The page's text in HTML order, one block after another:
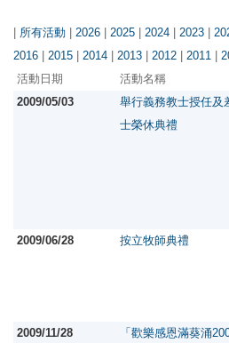
| 所有活動 | 2026 | 2025 | 2024 | 2023 |
2016 | 2015 | 2014 | 2013 | 2012 | 2011 |
活動日期
活動名稱
2009/05/03
舉行義務教士授任及
士榮休典禮
2009/06/28
按立牧師典禮
2009/11/28
「歡樂感恩滿葵涌